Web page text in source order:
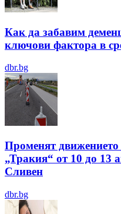
Как да забавим
ключови фактора в
dbr.bg
Променят
„Тракия“ от 10 до 13
Сливен
dbr.bg